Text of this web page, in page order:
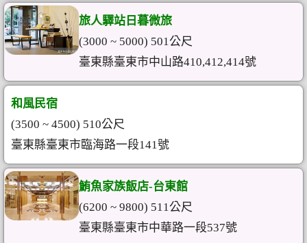
旅人驛站日暮微旅
(3000 ~ 5000) 501公尺
臺東縣臺東市中山路410,412,414號
和風民宿
(3500 ~ 4500) 510公尺
臺東縣臺東市臨海路一段141號
鮪魚家族飯店-台東館
(6200 ~ 9800) 511公尺
臺東縣臺東市中華路一段537號